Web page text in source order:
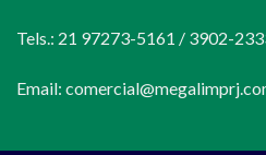
Tels.: 21 97273-5161 / 3902-
Email: